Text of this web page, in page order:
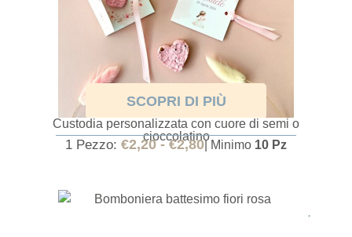
SCOPRI DI PIÙ
BOMBONIERA PRIMA COMUNIONE BAMBINA
Custodia personalizzata con cuore di semi o
cioccolatino
1 Pezzo: €2,20 - €2,80| Minimo 10 Pz